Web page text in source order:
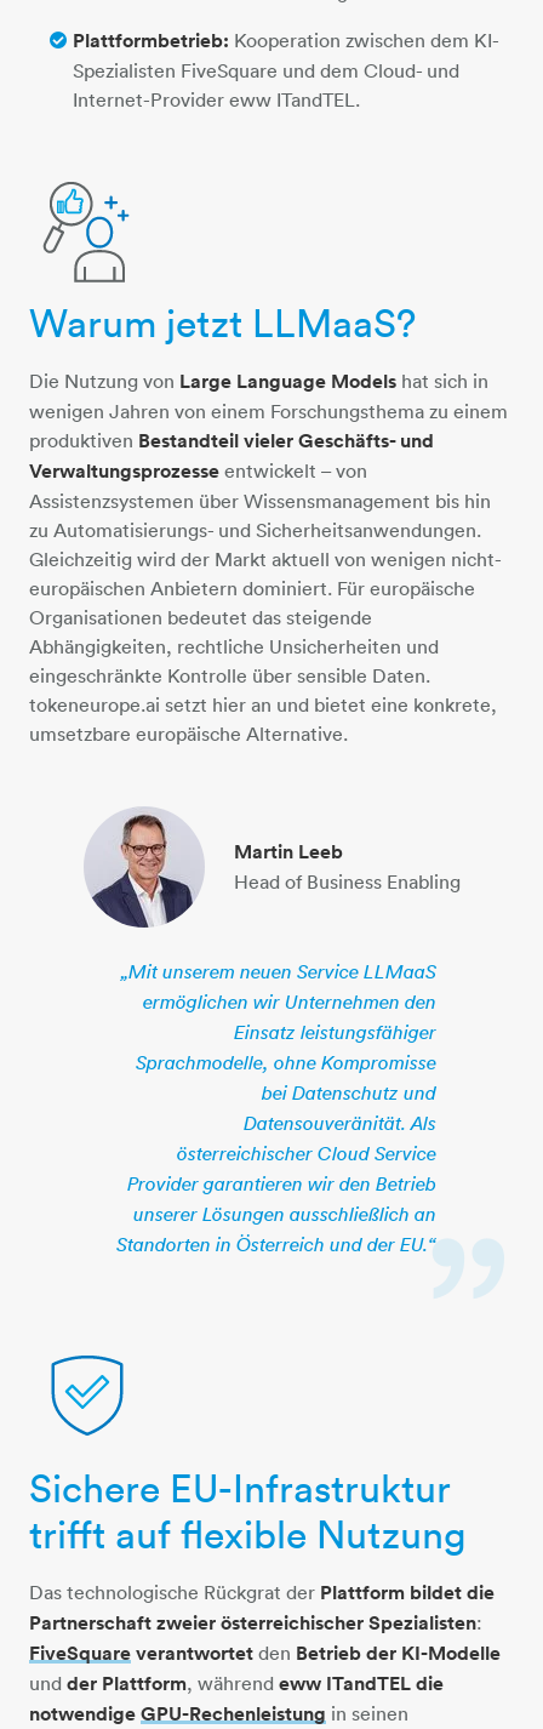
Plattformbetrieb: Kooperation zwischen dem KI-
Spezialisten FiveSquare und dem Cloud- und
Internet-Provider eww ITandTEL.
person-lupe-daumen
Warum jetzt LLMaaS?
Die Nutzung von Large Language Models hat sich in
wenigen Jahren von einem Forschungsthema zu einem
produktiven Bestandteil vieler Geschäfts- und
Verwaltungsprozesse entwickelt – von
Assistenzsystemen über Wissensmanagement bis hin
zu Automatisierungs- und Sicherheitsanwendungen.
Gleichzeitig wird der Markt aktuell von wenigen nicht-
europäischen Anbietern dominiert. Für europäische
Organisationen bedeutet das steigende
Abhängigkeiten, rechtliche Unsicherheiten und
eingeschränkte Kontrolle über sensible Daten.
tokeneurope.ai setzt hier an und bietet eine konkrete,
umsetzbare europäische Alternative.
Martin Leeb
Head of Business Enabling
„Mit unserem neuen Service LLMaaS
ermöglichen wir Unternehmen den
Einsatz leistungsfähiger
Sprachmodelle, ohne Kompromisse
bei Datenschutz und
Datensouveränität. Als
österreichischer Cloud Service
Provider garantieren wir den Betrieb
unserer Lösungen ausschließlich an
Standorten in Österreich und der EU.“
schutzschild
Sichere EU-Infrastruktur
trifft auf flexible Nutzung
Das technologische Rückgrat der Plattform bildet die
Partnerschaft zweier österreichischer Spezialisten:
FiveSquareverantwortet den Betrieb der KI-Modelle
und der Plattform, während eww ITandTEL die
notwendigeGPU-Rechenleistung in seinen